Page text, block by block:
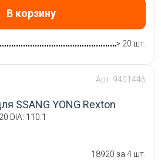
В корзину
> 20 шт.
Арт: 9401446
SSANG YONG Rexton
DIA: 110.1
18920 за 4 шт.